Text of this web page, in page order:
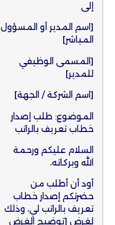
إلى
[اسم المدير أو المسؤول
المباشر]
[المسمى الوظيفي
للمدير]
[اسم الشركة / الجهة]
الموضوع: طلب إصدار
خطاب تعريف بالراتب
السلام عليكم ورحمة
الله وبركاته،
أود أن أطلب من
حضرتكم إصدار خطاب
تعريف بالراتب لي، وذلك
لغرض [توضيح الغرض